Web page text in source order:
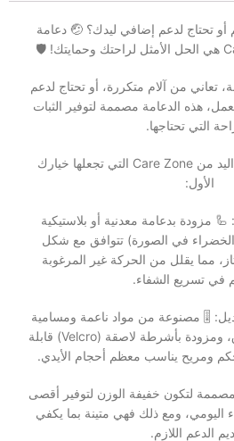
تحتاج لدعم إضافي ليدك؟ 🤕 دعامة
تعاني من آلام متكررة، أو تحتاج لدعم
هذه الدعامة مصممة لتوفير الثبات
التي تحتاجها.
✨ مميزات دعامة معصم اليد من Care Zone التي تجعلها خيارك
الأول:
مزودة بدعامة معدنية أو بلاستيكية
في الصورة) تتوافق مع شكل
مما يقلل من الحركة غير المرغوبة
في تسريع الشفاء.
🎚️ مصنوعة من مواد ناعمة ومسامية
تضمن التهوية وتقلل التعرق، ومزودة بأشرطة لاصقة (Velcro) قابلة
ومريح يناسب معظم أحجام الأيدي.
لتكون خفيفة الوزن لتوفير أقصى
اليومي، ومع ذلك فهي متينة بما يكفي
الدعم اللازم.